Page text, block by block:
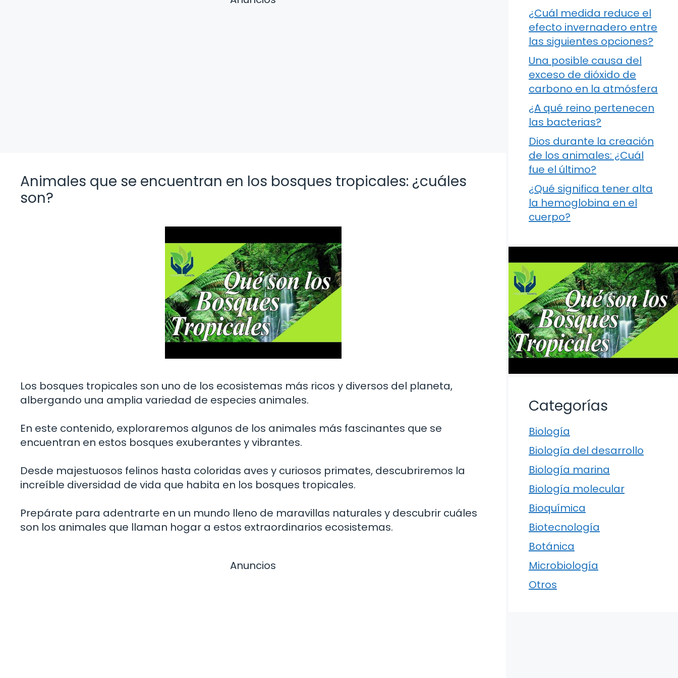
Animales que se encuentran en los bosques tropicales: ¿cuáles
son?
Los bosques tropicales son uno de los ecosistemas más ricos y diversos del planeta,
albergando una amplia variedad de especies animales.
En este contenido, exploraremos algunos de los animales más fascinantes que se
encuentran en estos bosques exuberantes y vibrantes.
Desde majestuosos felinos hasta coloridas aves y curiosos primates, descubriremos la
increíble diversidad de vida que habita en los bosques tropicales.
Prepárate para adentrarte en un mundo lleno de maravillas naturales y descubrir cuáles
son los animales que llaman hogar a estos extraordinarios ecosistemas.
Anuncios
¿Cuál medida reduce el
efecto invernadero entre
las siguientes opciones?
Una posible causa del
exceso de dióxido de
carbono en la atmósfera
¿A qué reino pertenecen
las bacterias?
Dios durante la creación
de los animales: ¿Cuál
fue el último?
¿Qué significa tener alta
la hemoglobina en el
cuerpo?
Categorías
Biología
Biología del desarrollo
Biología marina
Biología molecular
Bioquímica
Biotecnología
Botánica
Microbiología
Otros